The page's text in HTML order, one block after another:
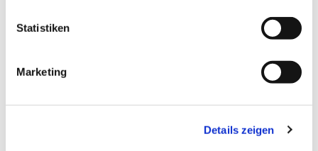
Statistiken
Marketing
Details zeigen
Tempelhof-Buckow